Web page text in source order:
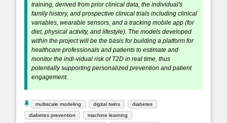
training, derived from prior clinical data, the individual's
family history, and prospective clinical trials including clinical
variables, wearable sensors, and a tracking mobile app (for
diet, physical activity, and lifestyle). The models developed
within the project will be the basis for building a platform for
healthcare professionals and patients to estimate and
monitor the indi-vidual risk of T2D in real time, thus
potentially supporting personalized prevention and patient
engagement.
multiscale modeling digital twins
diabetes
diabetes prevention
machine learning